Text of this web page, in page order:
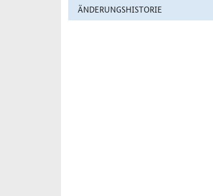
ÄNDERUNGSHISTORIE